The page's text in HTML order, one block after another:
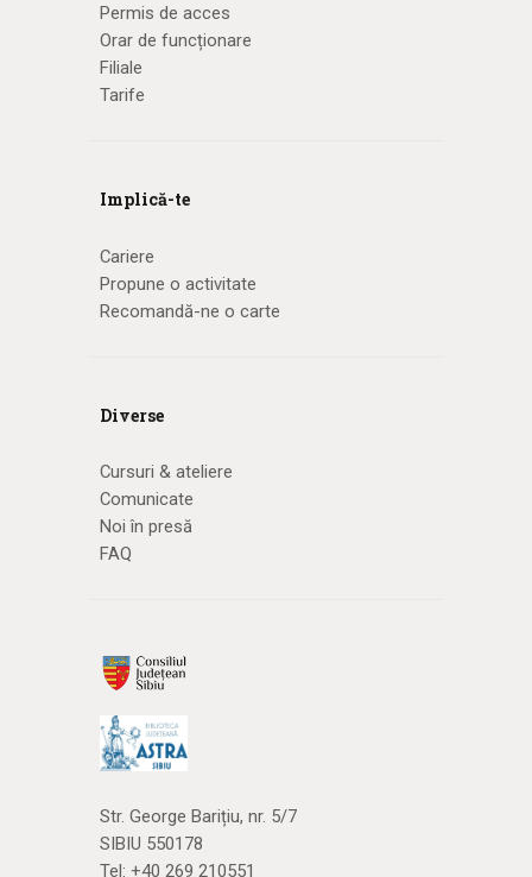
Permis de acces
Orar de funcționare
Filiale
Tarife
Implică-te
Cariere
Propune o activitate
Recomandă-ne o carte
Diverse
Cursuri & ateliere
Comunicate
Noi în presă
FAQ
Str. George Barițiu, nr. 5/7
SIBIU 550178
Tel: +40 269 210551